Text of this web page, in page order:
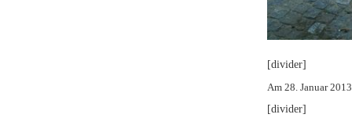
[divider]
Am 28. Januar
[divider]